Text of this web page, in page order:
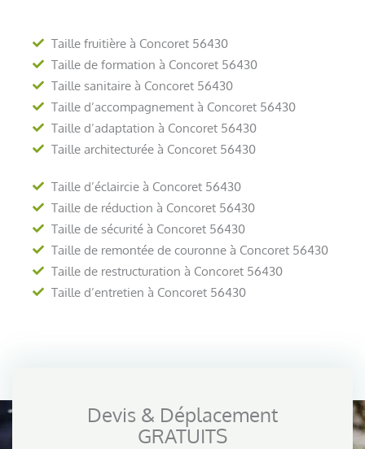
Taille fruitière à Concoret 56430
Taille de formation à Concoret 56430
Taille sanitaire à Concoret 56430
Taille d’accompagnement à Concoret 56430
Taille d’adaptation à Concoret 56430
Taille architecturée à Concoret 56430
Taille d’éclaircie à Concoret 56430
Taille de réduction à Concoret 56430
Taille de sécurité à Concoret 56430
Taille de remontée de couronne à Concoret 56430
Taille de restructuration à Concoret 56430
Taille d’entretien à Concoret 56430
Devis & Déplacement
GRATUITS